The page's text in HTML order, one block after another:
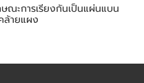
ณะการเรียงกันเป็นแผ่นแบน
ล้ายแผง